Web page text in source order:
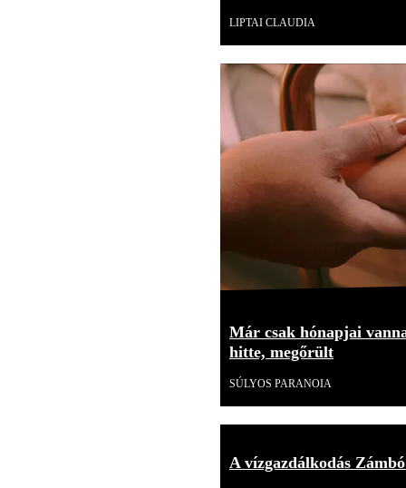
LIPTAI CLAUDIA
Már csak hónapjai
hitte, megőrült
SÚLYOS PARANOIA
A vízgazdálkodás